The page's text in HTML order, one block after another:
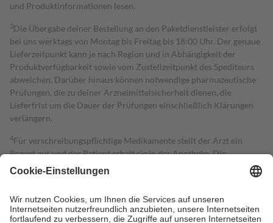
und Produktinformationen lesen.
3Die Übergabe deiner Bestellung an den Paketdienstleister erfolgt
bei uns werktags von Montag bis Freitag bis 18:00 Uhr. Der genaue
Lieferzeitpunkt kann je nach Region und in Abhängigkeit der
Produktverfügbarkeit sowie vom Zustellzeitpunkt des Spediteurs
abweichen. Darüber hinaus können notwendige pharmazeutische
Prüfungen, die zu deiner Arzneimittelsicherheit dienen, die
Lieferfrist um die Dauer der Prüfungen einschließlich Klärungen
verlängern.
4Für verschreibungspflichtige Medikamente stellt der Arzt ein
Rezept aus und der Patient erhält sie in der Apotheke. Die
gesetzliche Krankenversicherung übernimmt in der Regel die
Kosten dafür, der Versicherte trägt einen Teil davon als Zuzahlung
Grundsätzlich leisten Mitglieder Zuzahlungen in Höhe von zehn
Prozent des Abgabepreises,mindestens jedochfünf Euround